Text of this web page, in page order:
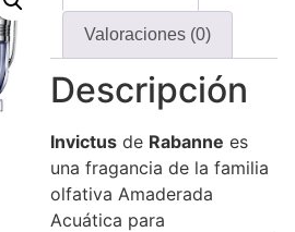
Valoraciones (0)
Descripción
Invictus de Rabanne es
una fragancia de la familia
olfativa Amaderada
Acuática para